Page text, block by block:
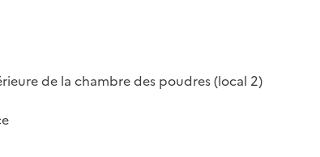
de la chambre des poudres (local 2)